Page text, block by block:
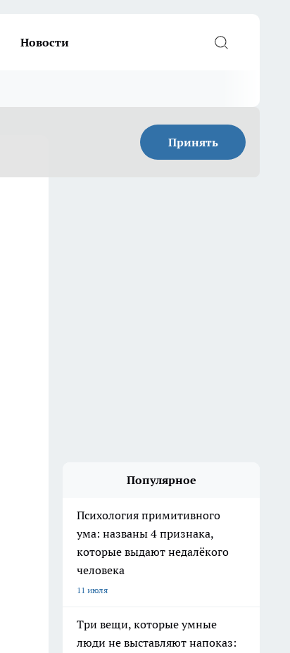
Новости
Принять
Популярное
Психология примитивного
ума: названы 4 признака,
которые выдают недалёкого
человека
11 июля
Три вещи, которые умные
люди не выставляют напоказ: